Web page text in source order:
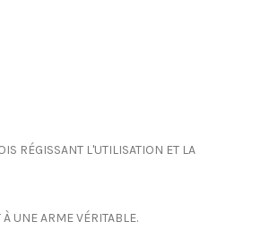
RÉGISSANT L'UTILISATION ET LA
UNE ARME VÉRITABLE.